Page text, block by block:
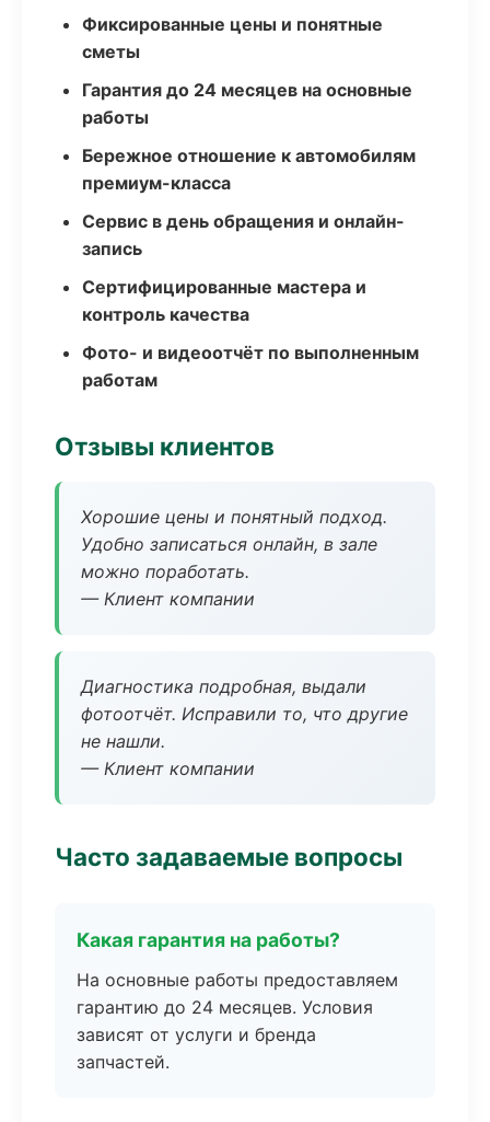
Фиксированные цены и понятные
сметы
Гарантия до 24 месяцев на основные
работы
Бережное отношение к автомобилям
премиум-класса
Сервис в день обращения и онлайн-
запись
Сертифицированные мастера и
контроль качества
Фото- и видеоотчёт по выполненным
работам
Отзывы клиентов
Хорошие цены и понятный подход.
Удобно записаться онлайн, в зале
можно поработать.
— Клиент компании
Диагностика подробная, выдали
фотоотчёт. Исправили то, что другие
не нашли.
— Клиент компании
Часто задаваемые вопросы
Какая гарантия на работы?
На основные работы предоставляем
гарантию до 24 месяцев. Условия
зависят от услуги и бренда
запчастей.